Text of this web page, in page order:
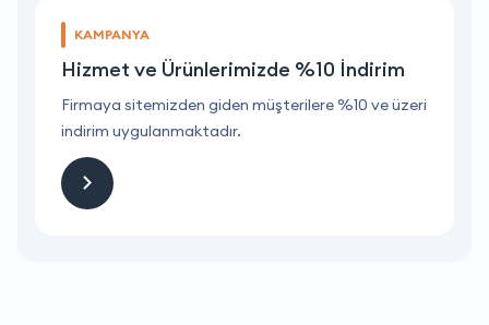
KAMPANYA
Hizmet ve Ürünlerimizde %10 İndirim
Firmaya sitemizden giden müşterilere %10 ve üzeri
indirim uygulanmaktadır.